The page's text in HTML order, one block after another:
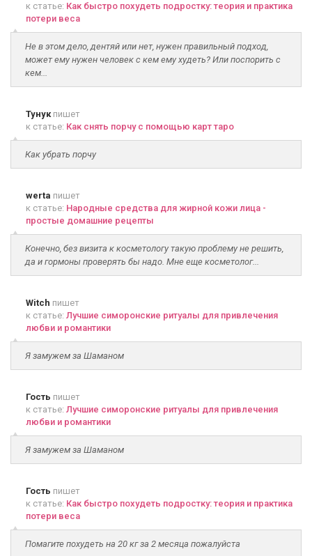
к статье: Как быстро похудеть подростку: теория и практика
потери веса
Не в этом дело, дентяй или нет, нужен правильный подход,
может ему нужен человек с кем ему худеть? Или поспорить с
кем...
Тунукпишет
к статье: Как снять порчу с помощью карт таро
Как убрать порчу
werta пишет
к статье: Народные средства для жирной кожи лица -
простые домашние рецепты
Конечно, без визита к косметологу такую проблему не решить,
да и гормоны проверять бы надо. Мне еще косметолог...
Witch пишет
к статье: Лучшие симоронские ритуалы для привлечения
любви и романтики
Я замужем за Шаманом
Гость пишет
к статье: Лучшие симоронские ритуалы для привлечения
любви и романтики
Я замужем за Шаманом
Гость пишет
к статье: Как быстро похудеть подростку: теория и практика
потери веса
Помагите похудеть на 20 кг за 2 месяца пожалуйста